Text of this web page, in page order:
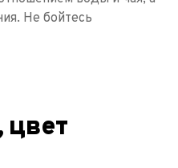
Не бойтесь
цвет